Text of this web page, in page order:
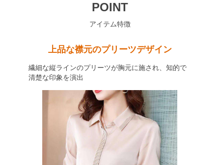
POINT
アイテム特徴
上品な襟元のプリーツデザイン
繊細な縦ラインのプリーツが胸元に施され、知的で
清楚な印象を演出